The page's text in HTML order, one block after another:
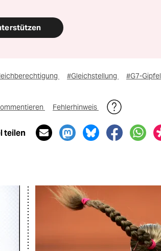
#Gleichstellung #G7-Gipfel
Fehlerhinweis
teilen